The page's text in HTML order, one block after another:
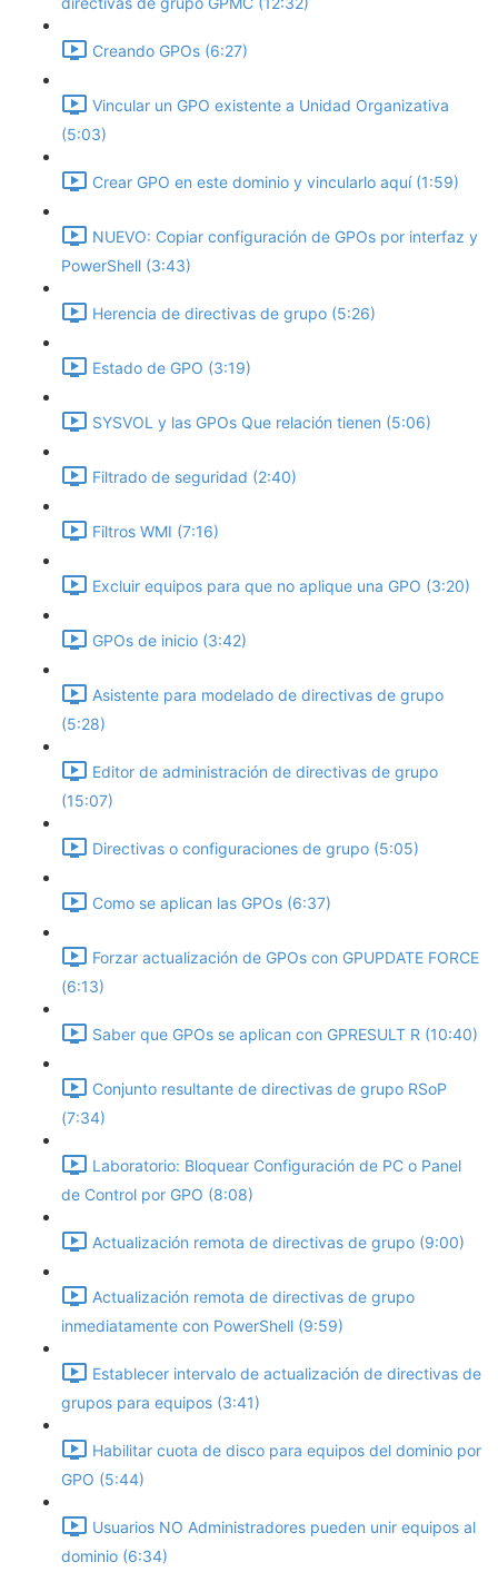
Creando GPOs (6:27)
Vincular un GPO existente a Unidad Organizativa
(5:03)
Crear GPO en este dominio y vincularlo aquí (1:59)
NUEVO: Copiar configuración de GPOs por interfaz y
PowerShell (3:43)
Herencia de directivas de grupo (5:26)
Estado de GPO (3:19)
SYSVOL y las GPOs Que relación tienen (5:06)
Filtrado de seguridad (2:40)
Filtros WMI (7:16)
Excluir equipos para que no aplique una GPO (3:20)
GPOs de inicio (3:42)
Asistente para modelado de directivas de grupo
(5:28)
Editor de administración de directivas de grupo
(15:07)
Directivas o configuraciones de grupo (5:05)
Como se aplican las GPOs (6:37)
Forzar actualización de GPOs con GPUPDATE FORCE
(6:13)
Saber que GPOs se aplican con GPRESULT R (10:40)
Conjunto resultante de directivas de grupo RSoP
(7:34)
Laboratorio: Bloquear Configuración de PC o Panel
de Control por GPO (8:08)
Actualización remota de directivas de grupo (9:00)
Actualización remota de directivas de grupo
inmediatamente con PowerShell (9:59)
Establecer intervalo de actualización de directivas de
grupos para equipos (3:41)
Habilitar cuota de disco para equipos del dominio por
GPO (5:44)
Usuarios NO Administradores pueden unir equipos al
dominio (6:34)